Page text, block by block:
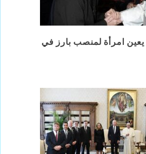
يعين امرأة لمنصب بارز في